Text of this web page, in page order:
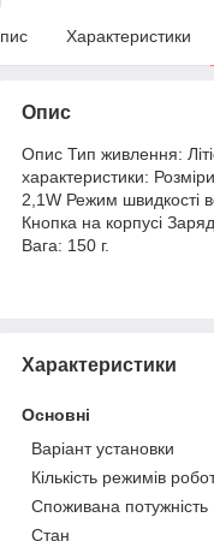
Характеристики
Опис
Опис Тип живлення:
характеристики:
2,1W Режим швидкості
Кнопка на корпусі
Вага: 150 г.
Характеристики
Основні
Варіант установки
Кількість режимів
Споживана потужність
Стан